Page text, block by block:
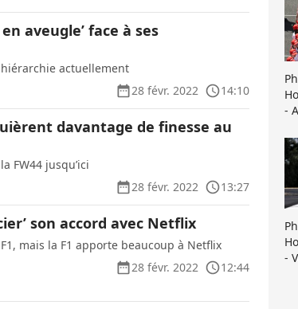
aveugle’ face à ses
hiérarchie actuellement
28 févr. 2022
14:10
davantage de finesse au
FW44 jusqu’ici
28 févr. 2022
13:27
son accord avec Netflix
mais la F1 apporte beaucoup à Netflix
28 févr. 2022
12:44
-
-